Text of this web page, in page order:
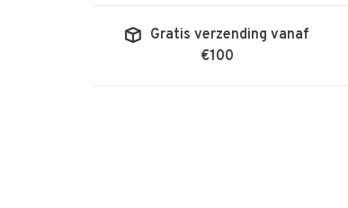
Gratis verzending vanaf
€100